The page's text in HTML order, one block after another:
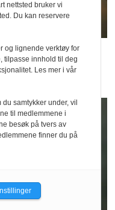
slo
nettsted bruker vi
Du kan reservere
og lignende verktøy for
tilpasse innhold til deg
Les mer i vår
samtykker under, vil
til medlemmene i
besøk på tvers av
finner du på